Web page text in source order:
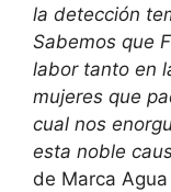
la detección
Sabemos que
labor tanto en
mujeres que
cual nos
esta noble
de Marca